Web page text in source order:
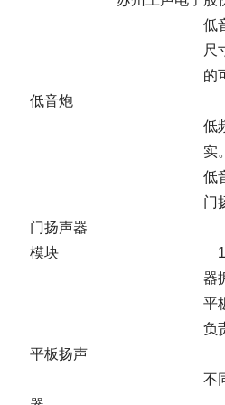
低音炮负责重放频
尺寸范围涵盖
的可闻性极其有限
低音炮 压，能够给人
低频重放的力度和
实。公司的低音炮
低音炮
门扬声器模块将低
门扬声器 在同一个组
模块 10KHz 的声音
器拥有更好的
平板扬声器尺寸一
负责重放中高频段
平板扬声
不同于传统扬声器